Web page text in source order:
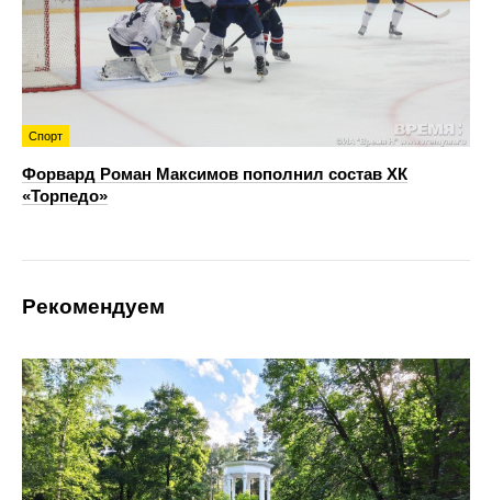
Спорт
Форвард Роман Максимов пополнил состав ХК
«Торпедо»
Рекомендуем